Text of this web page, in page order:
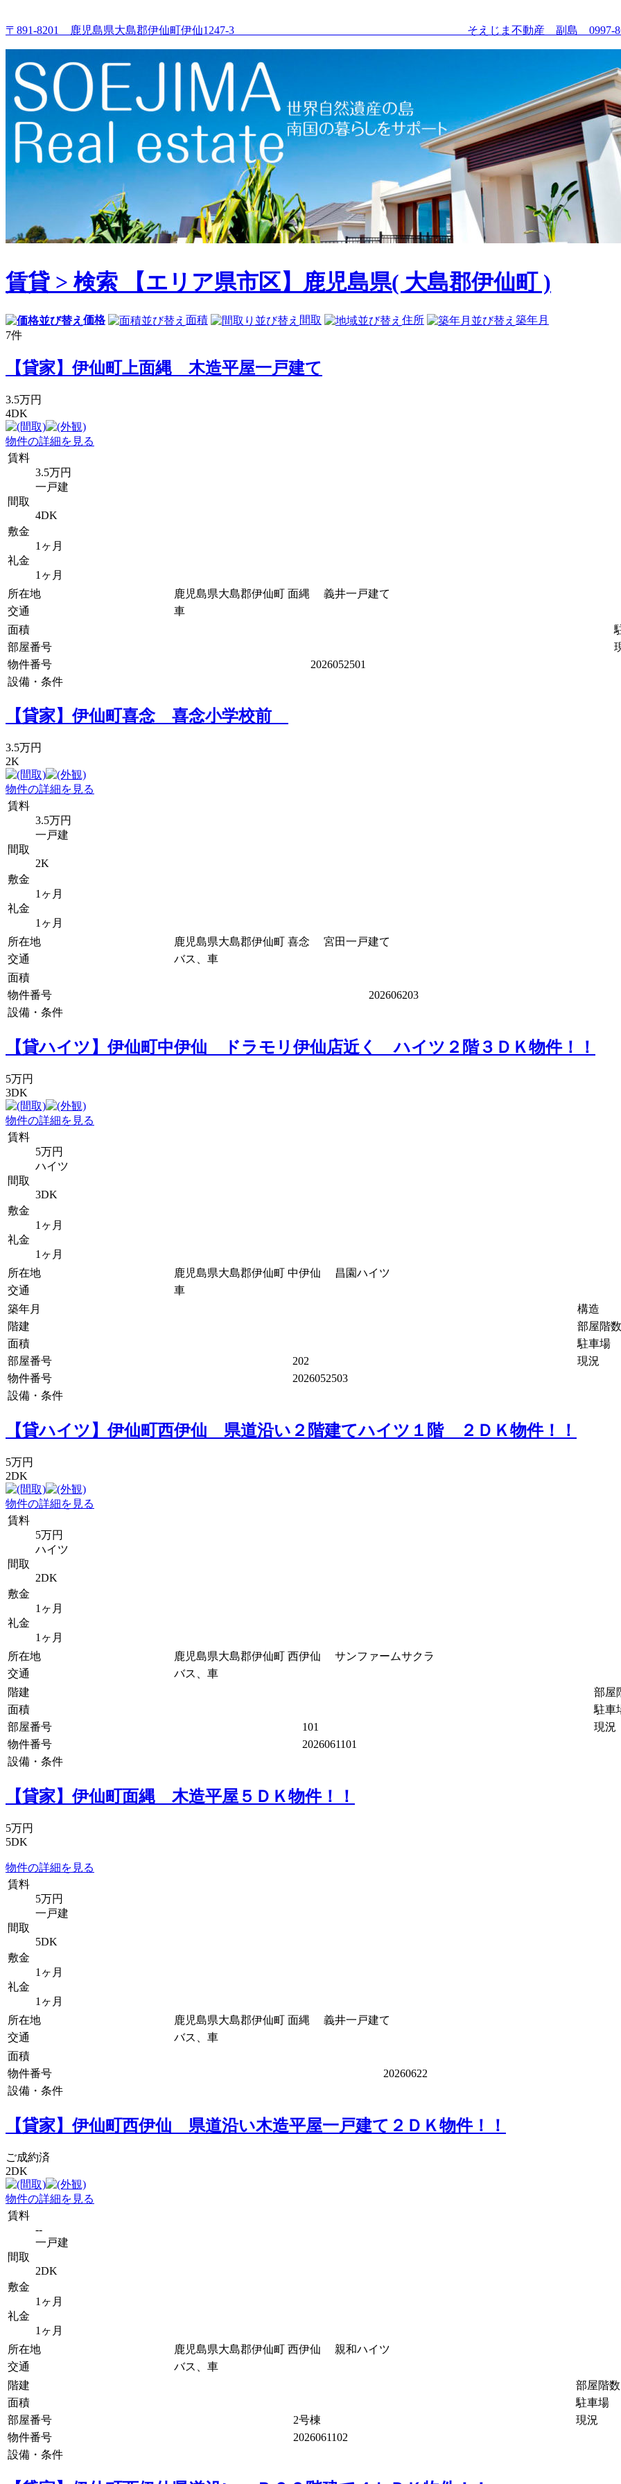
ン
ツ
へ
ス
ッ
〒891-8201 鹿児島県大島郡伊仙町伊仙1247-3 そえじま不動産 副島 0997-86-4689
賃貸 > 検索 【エリア県市区】鹿児島県( 大島郡伊仙町 )
価格 面積 間取 住所
築年月
7件
【貸家】伊仙町上面縄 木造平屋一戸建て
3.5万円
4DK
物件の詳細を見る
賃料
3.5万円
一戸建
間取
4DK
敷金
1ヶ月
礼金
1ヶ月
所在地
鹿児島県大島郡伊仙町 面縄 義井一戸建て
交通
車
面積
部屋番号
物件番号
2026052501
設備・条件
【貸家】伊仙町喜念 喜念小学校前
3.5万円
2K
物件の詳細を見る
賃料
3.5万円
一戸建
間取
2K
敷金
1ヶ月
礼金
1ヶ月
所在地
鹿児島県大島郡伊仙町 喜念 宮田一戸建て
交通
バス、車
面積
物件番号
202606203
設備・条件
【貸ハイツ】伊仙町中伊仙 ドラモリ伊仙店近く ハイツ２階３ＤＫ物件！！
5万円
3DK
物件の詳細を見る
賃料
5万円
ハイツ
間取
3DK
敷金
1ヶ月
礼金
1ヶ月
所在地
鹿児島県大島郡伊仙町 中伊仙 昌園ハイツ
交通
車
築年月
構造
階建
部屋階数
面積
駐車場
部屋番号
202
現況
物件番号
2026052503
設備・条件
【貸ハイツ】伊仙町西伊仙 県道沿い２階建てハイツ１階 ２ＤＫ物件！！
5万円
2DK
物件の詳細を見る
賃料
5万円
ハイツ
間取
2DK
敷金
1ヶ月
礼金
1ヶ月
所在地
鹿児島県大島郡伊仙町 西伊仙 サンファームサクラ
交通
バス、車
階建
部屋
面積
駐車
部屋番号
101
現況
物件番号
2026061101
設備・条件
【貸家】伊仙町面縄 木造平屋５ＤＫ物件！！
5万円
5DK
物件の詳細を見る
賃料
5万円
一戸建
間取
5DK
敷金
1ヶ月
礼金
1ヶ月
所在地
鹿児島県大島郡伊仙町 面縄 義井一戸建て
交通
バス、車
面積
物件番号
20260622
設備・条件
【貸家】伊仙町西伊仙 県道沿い木造平屋一戸建て２ＤＫ物件！！
ご成約済
2DK
物件の詳細を見る
賃料
--
一戸建
間取
2DK
敷金
1ヶ月
礼金
1ヶ月
所在地
鹿児島県大島郡伊仙町 西伊仙 親和ハイツ
交通
バス、車
階建
部屋階数
面積
駐車場
部屋番号
2号棟
現況
物件番号
2026061102
設備・条件